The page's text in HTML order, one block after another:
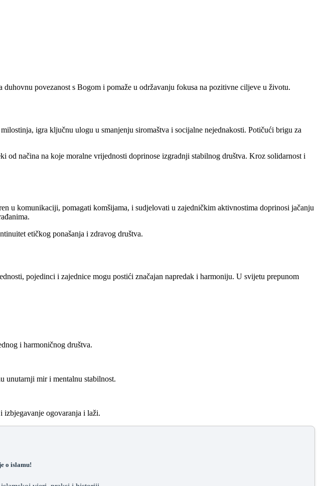
povezanost s Bogom i pomaže u održavanju fokusa na pozitivne ciljeve u životu.
igra ključnu ulogu u smanjenju siromaštva i socijalne nejednakosti. Potičući brigu za
od načina na koje moralne vrijednosti doprinose izgradnji stabilnog društva. Kroz solidarnost i
u komunikaciji, pomagati komšijama, i sudjelovati u zajedničkim aktivnostima doprinosi jačanju
etičkog ponašanja i zdravog društva.
pojedinci i zajednice mogu postići značajan napredak i harmoniju. U svijetu prepunom
i harmoničnog društva.
unutarnji mir i mentalnu stabilnost.
ogovaranja i laži.
o islamu!